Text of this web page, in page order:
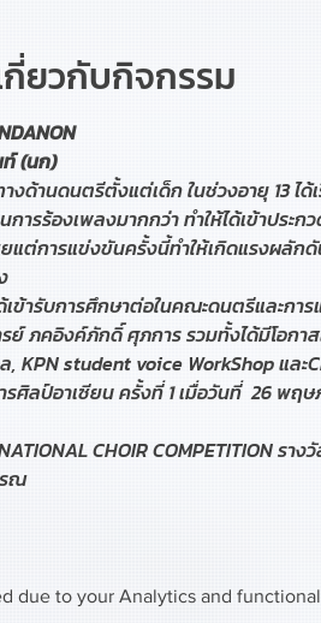
ยวกับกิจกรรม
TUNCHANOK JINDANON
ธัญชนก จินดานนท์ (นก)
ารร้องเพลงมากกว่า ทำให้ได้เข้าประก
แต่การแข่งขันครั้งนี้ทำให้เกิดแรงผลั
ด้านดนตรีโดยตรง
ย์ ภคอิงค์ภักดิ์ ศุภการ รวมทั้งได้มีโอกา
KPN student voice WorkShop แล
CHOIR COMPETITION
ผศ. ศานติ เดชคำรณ
due to your Analytics and